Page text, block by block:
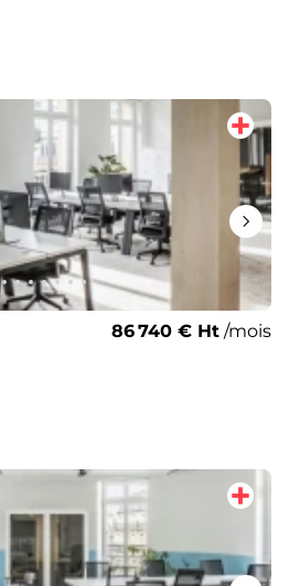
86 740 € Ht /mois